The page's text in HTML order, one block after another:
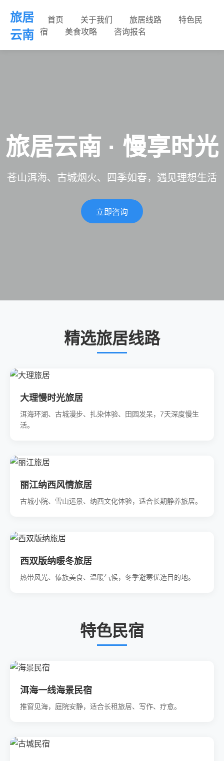
旅居
云南
首页 关于我们 旅居线路
特色民
宿
美食攻略 咨询报名
旅居云南 · 慢享时光
苍山洱海、古城烟火、四季如春，遇见理想生活
立即咨询
精选旅居线路
大理慢时光旅居
洱海环湖、古城漫步、扎染体验、田园发呆，7天深度慢生
活。
丽江纳西风情旅居
古城小院、雪山远景、纳西文化体验，适合长期静养旅居。
西双版纳暖冬旅居
热带风光、傣族美食、温暖气候，冬季避寒优选目的地。
特色民宿
洱海一线海景民宿
推窗见海，庭院安静，适合长租旅居、写作、疗愈。